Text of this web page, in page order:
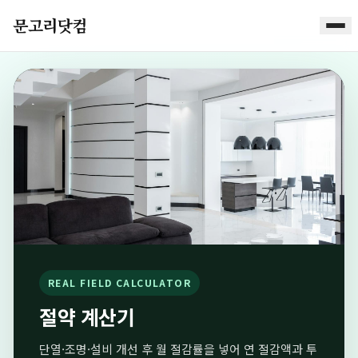
문고리닷컴
REAL FIELD CALCULATOR
절약 계산기
단열·조명·설비 개선 후 월 절감률을 넣어 연 절감액과 투